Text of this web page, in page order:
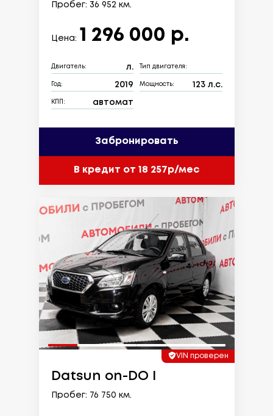
Пробег: 36 952 км.
Цена: 1 296 000 р.
Двигатель: л. Тип двигателя:
Год: 2019 Мощность: 123 л.с.
КПП: автомат
Забронировать
В кредит от 18 257р/мес
VIN проверен
Datsun on-DO I
Пробег: 76 750 км.